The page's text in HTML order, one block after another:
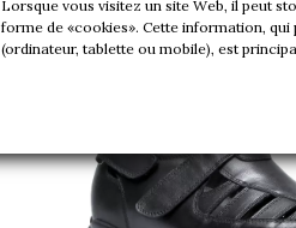
Lorsque vous visitez un site Web, il peut
forme de «cookies». Cette information,
(ordinateur, tablette ou mobile), est